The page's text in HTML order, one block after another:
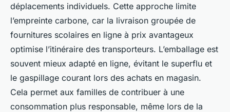
déplacements individuels. Cette approche limite
l’empreinte carbone, car la livraison groupée de
fournitures scolaires en ligne à prix avantageux
optimise l’itinéraire des transporteurs. L’emballage est
souvent mieux adapté en ligne, évitant le superflu et
le gaspillage courant lors des achats en magasin.
Cela permet aux familles de contribuer à une
consommation plus responsable, même lors de la